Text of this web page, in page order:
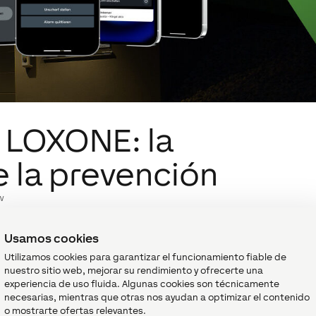
Usamos cookies
Utilizamos cookies para garantizar el funcionamiento fiable de
nuestro sitio web, mejorar su rendimiento y ofrecerte una
experiencia de uso fluida. Algunas cookies son técnicamente
necesarias, mientras que otras nos ayudan a optimizar el contenido
o mostrarte ofertas relevantes.
la
la prevención